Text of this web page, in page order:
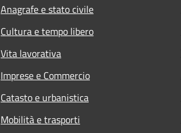
Anagrafe e stato civile
Cultura e tempo libero
Vita lavorativa
Imprese e Commercio
Catasto e urbanistica
Mobilità e trasporti